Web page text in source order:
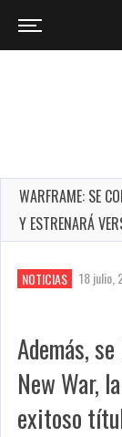
WARFRAME: SE
Y ESTRENARÁ
NOTICIAS 18 julio,
Además,
New War,
exitoso